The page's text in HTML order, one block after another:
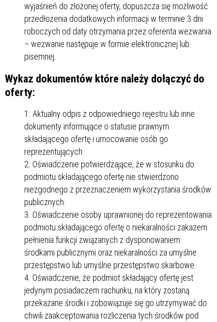
wyjaśnień do złożonej oferty, dopuszcza się możliwość
przedłożenia dodatkowych informacji w terminie 3 dni
roboczych od daty otrzymania przez oferenta wezwania
– wezwanie następuje w formie elektronicznej lub
pisemnej.
Wykaz dokumentów które należy dołączyć do
oferty:
Aktualny odpis z odpowiedniego rejestru lub inne
dokumenty informujące o statusie prawnym
składającego ofertę i umocowanie osób go
reprezentujących.
Oświadczenie potwierdzające, że w stosunku do
podmiotu składającego ofertę nie stwierdzono
niezgodnego z przeznaczeniem wykorzystania środków
publicznych.
Oświadczenie osoby uprawnionej do reprezentowania
podmiotu składającego ofertę o niekaralności zakazem
pełnienia funkcji związanych z dysponowaniem
środkami publicznymi oraz niekaralności za umyślne
przestępstwo lub umyślne przestępstwo skarbowe.
Oświadczenie, że podmiot składający ofertę jest
jedynym posiadaczem rachunku, na który zostaną
przekazane środki i zobowiązuje się go utrzymywać do
chwili zaakceptowania rozliczenia tych środków pod